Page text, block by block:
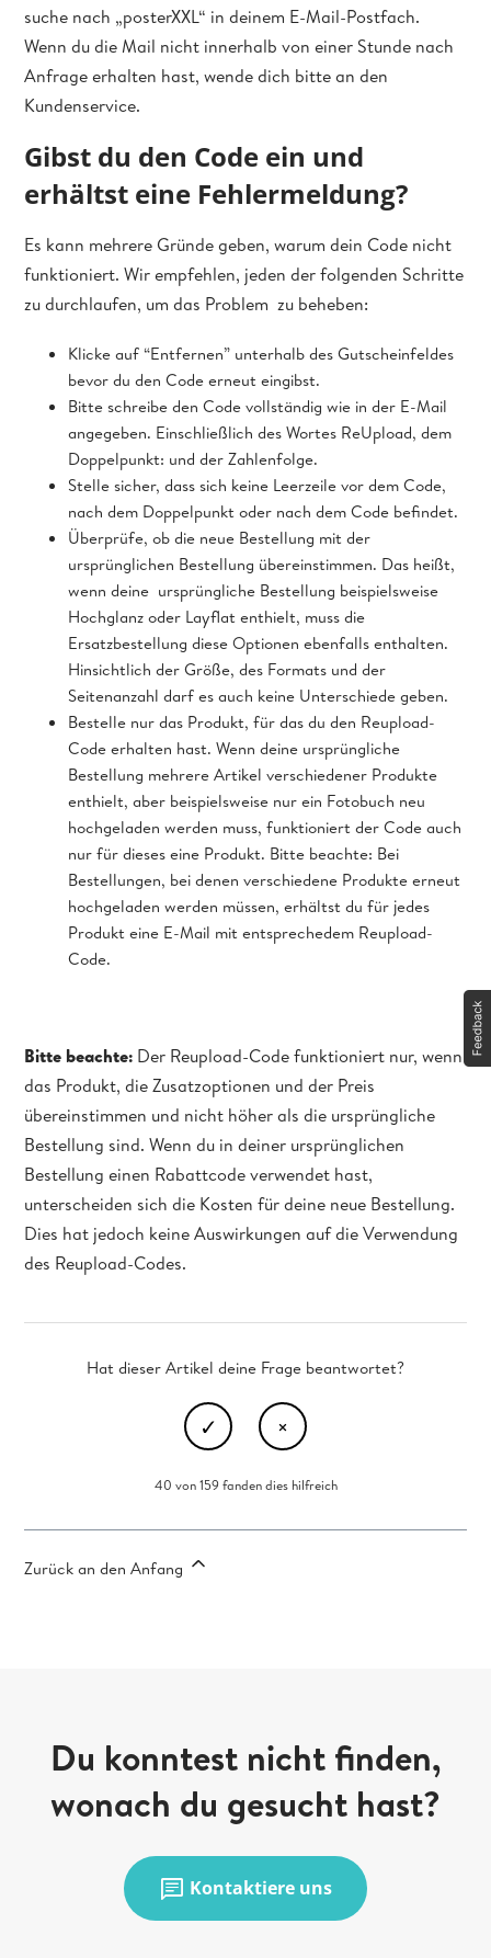
suche nach „posterXXL“ in deinem E-Mail-Postfach.
Wenn du die Mail nicht innerhalb von einer Stunde nach
Anfrage erhalten hast, wende dich bitte an den
Kundenservice.
Gibst du den Code ein und
erhältst eine Fehlermeldung?
Es kann mehrere Gründe geben, warum dein Code nicht
funktioniert. Wir empfehlen, jeden der folgenden Schritte
zu durchlaufen, um das Problem zu beheben:
Klicke auf “Entfernen” unterhalb des Gutscheinfeldes
bevor du den Code erneut eingibst.
Bitte schreibe den Code vollständig wie in der E-Mail
angegeben. Einschließlich des Wortes ReUpload, dem
Doppelpunkt: und der Zahlenfolge.
Stelle sicher, dass sich keine Leerzeile vor dem Code,
nach dem Doppelpunkt oder nach dem Code befindet.
Überprüfe, ob die neue Bestellung mit der
ursprünglichen Bestellung übereinstimmen. Das heißt,
wenn deine ursprüngliche Bestellung beispielsweise
Hochglanz oder Layflat enthielt, muss die
Ersatzbestellung diese Optionen ebenfalls enthalten.
Hinsichtlich der Größe, des Formats und der
Seitenanzahl darf es auch keine Unterschiede geben.
Bestelle nur das Produkt, für das du den Reupload-
Code erhalten hast. Wenn deine ursprüngliche
Bestellung mehrere Artikel verschiedener Produkte
enthielt, aber beispielsweise nur ein Fotobuch neu
hochgeladen werden muss, funktioniert der Code auch
nur für dieses eine Produkt. Bitte beachte: Bei
Bestellungen, bei denen verschiedene Produkte erneut
hochgeladen werden müssen, erhältst du für jedes
Produkt eine E-Mail mit entsprechedem Reupload-
Code.
Bitte beachte: Der Reupload-Code funktioniert nur, wenn
das Produkt, die Zusatzoptionen und der Preis
übereinstimmen und nicht höher als die ursprüngliche
Bestellung sind. Wenn du in deiner ursprünglichen
Bestellung einen Rabattcode verwendet hast,
unterscheiden sich die Kosten für deine neue Bestellung.
Dies hat jedoch keine Auswirkungen auf die Verwendung
des Reupload-Codes.
Hat dieser Artikel deine Frage beantwortet?
40 von 159 fanden dies hilfreich
Zurück an den Anfang
Du konntest nicht finden,
wonach du gesucht hast?
chat Kontaktiere uns